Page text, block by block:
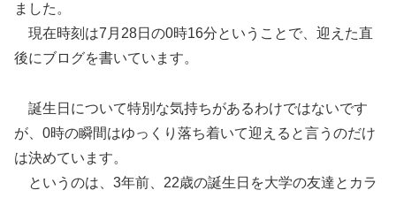
ました。
現在時刻は7月28日の0時16分ということで、迎えた直
後にブログを書いています。
誕生日について特別な気持ちがあるわけではないです
が、0時の瞬間はゆっくり落ち着いて迎えると言うのだけ
は決めています。
というのは、3年前、22歳の誕生日を大学の友達とカラ